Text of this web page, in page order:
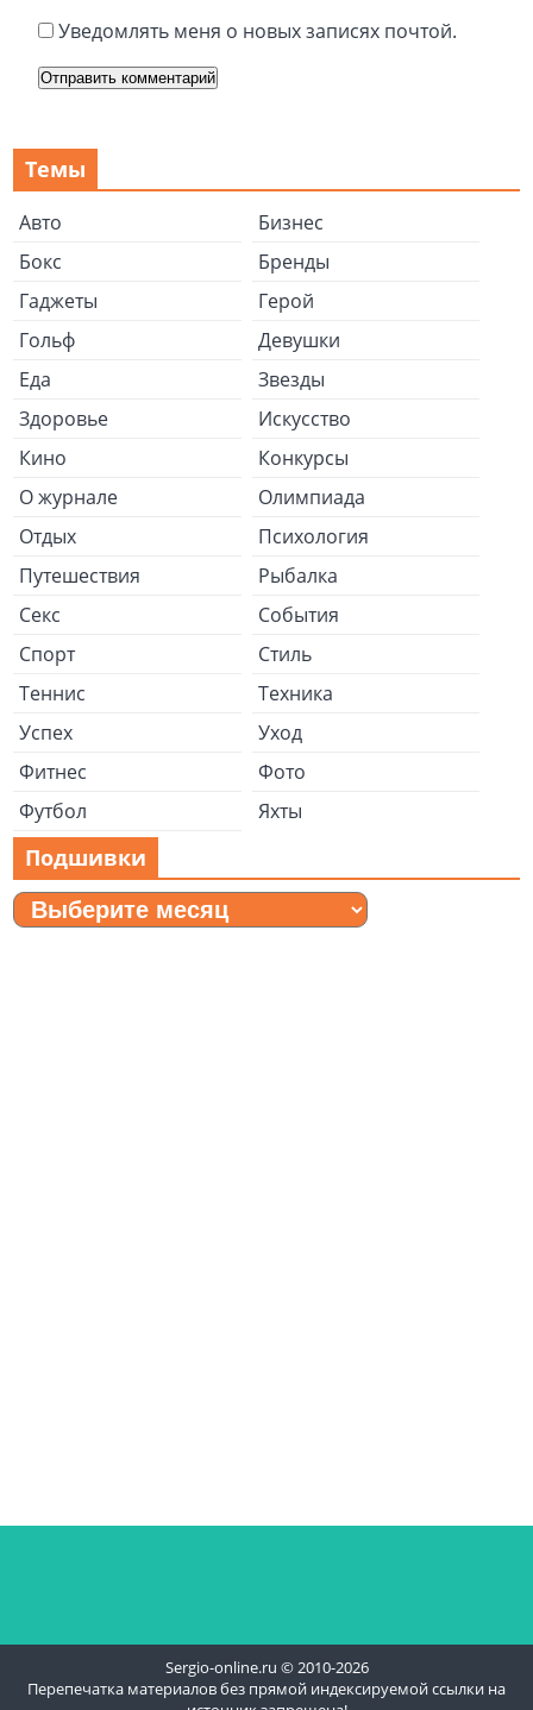
Уведомлять меня о новых записях почтой.
Темы
Авто
Бизнес
Бокс
Бренды
Гаджеты
Герой
Гольф
Девушки
Еда
Звезды
Здоровье
Искусство
Кино
Конкурсы
О журнале
Олимпиада
Отдых
Психология
Путешествия
Рыбалка
Секс
События
Спорт
Стиль
Теннис
Техника
Успех
Уход
Фитнес
Фото
Футбол
Яхты
Подшивки
Подшивки
Sergio-online.ru © 2010-2026
Перепечатка материалов без прямой индексируемой ссылки на